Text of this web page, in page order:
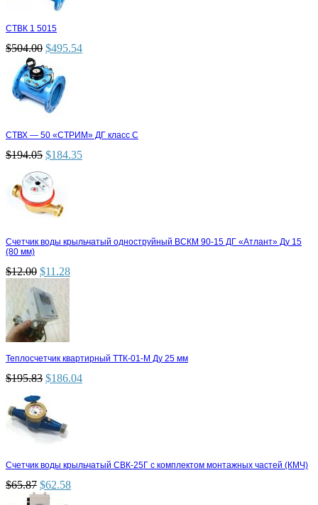
СТВК 1 5015
$504.00 $495.54
СТВХ — 50 «СТРИМ» ДГ класс С
$194.05 $184.35
Счетчик воды крыльчатый одноструйный ВСКМ 90-15 ДГ «Атлант» Ду 15
(80 мм)
$12.00 $11.28
Теплосчетчик квартирный ТТК-01-М Ду 25 мм
$195.83 $186.04
Счетчик воды крыльчатый СВК-25Г с комплектом монтажных частей (КМЧ)
$65.87 $62.58